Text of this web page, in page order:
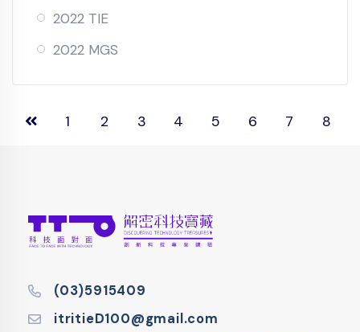
2022 TIE
2022 MGS
1 2 3 4 5 6 7 8
(03)5915409
itritieD100@gmail.com